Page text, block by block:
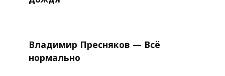
Владимир Пресняков — Всё
нормально